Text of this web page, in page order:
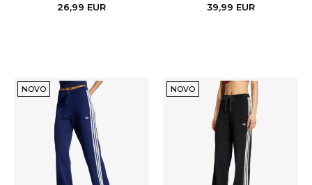
26,99 EUR
39,99 EUR
NOVO NOVO